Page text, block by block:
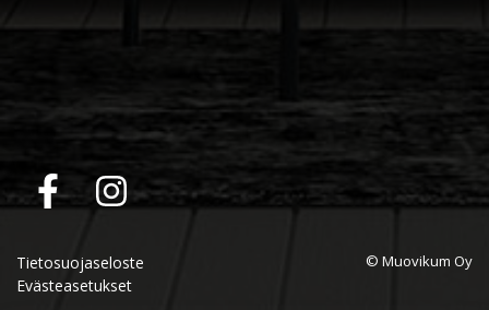
Tietosuojaseloste
Evästeasetukset
© Muovikum Oy